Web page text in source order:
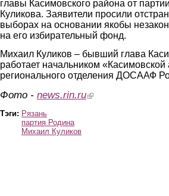
главы Касимовского района от
Куликова. Заявители просили
выборах на основании якобы
на его избирательный фонд.
Михаил Куликов – бывший глава
работает начальником
регионального отделения ДОСААФ
Фото - news.rin.ru(link is external)
Тэги: Рязань
партия Родина
Михаил Куликов